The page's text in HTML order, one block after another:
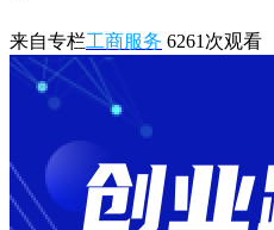
来自专栏工商服务 6261 次观看